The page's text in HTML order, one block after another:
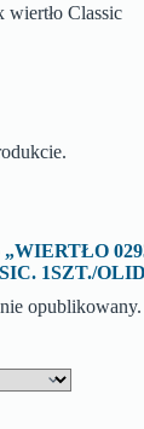
wiertło Classic
„WIERTŁO
1SZT./
opublikowany.